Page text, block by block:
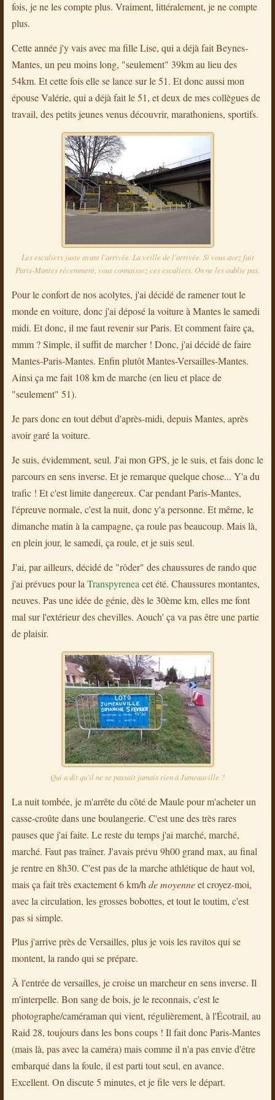
fois, je ne les compte plus. Vraiment, littéralement, je ne compte
plus.
Cette année j'y vais avec ma fille Lise, qui a déjà fait Beynes-
Mantes, un peu moins long, "seulement" 39km au lieu des
54km. Et cette fois elle se lance sur le 51. Et donc aussi mon
épouse Valérie, qui a déjà fait le 51, et deux de mes collègues de
travail, des petits jeunes venus découvrir, marathoniens, sportifs.
Les escaliers juste avant l'arrivée. La veille de l'arrivée. Si vous avez fait
Paris-Mantes récemment, vous connaissez ces escaliers. On ne les oublie pas.
Pour le confort de nos acolytes, j'ai décidé de ramener tout le
monde en voiture, donc j'ai déposé la voiture à Mantes le samedi
midi. Et donc, il me faut revenir sur Paris. Et comment faire ça,
mmm ? Simple, il suffit de marcher ! Donc, j'ai décidé de faire
Mantes-Paris-Mantes. Enfin plutôt Mantes-Versailles-Mantes.
Ainsi ça me fait 108 km de marche (en lieu et place de
"seulement" 51).
Je pars donc en tout début d'après-midi, depuis Mantes, après
avoir garé la voiture.
Je suis, évidemment, seul. J'ai mon GPS, je le suis, et fais donc le
parcours en sens inverse. Et je remarque quelque chose... Y'a du
trafic ! Et c'est limite dangereux. Car pendant Paris-Mantes,
l'épreuve normale, c'est la nuit, donc y'a personne. Et même, le
dimanche matin à la campagne, ça roule pas beaucoup. Mais là,
en plein jour, le samedi, ça roule, et je suis seul.
J'ai, par ailleurs, décidé de "rôder" des chaussures de rando que
j'ai prévues pour la Transpyrenea cet été. Chaussures montantes,
neuves. Pas une idée de génie, dès le 30ème km, elles me font
mal sur l'extérieur des chevilles. Aouch' ça va pas être une partie
de plaisir.
Qui a dit qu'il ne se passait jamais rien à Jumeauville ?
La nuit tombée, je m'arrête du côté de Maule pour m'acheter un
casse-croûte dans une boulangerie. C'est une des très rares
pauses que j'ai faite. Le reste du temps j'ai marché, marché,
marché. Faut pas traîner. J'avais prévu 9h00 grand max, au final
je rentre en 8h30. C'est pas de la marche athlétique de haut vol,
mais ça fait très exactement 6 km/h de moyenneet croyez-moi,
avec la circulation, les grosses bobottes, et tout le toutim, c'est
pas si simple.
Plus j'arrive près de Versailles, plus je vois les ravitos qui se
montent, la rando qui se prépare.
À l'entrée de versailles, je croise un marcheur en sens inverse. Il
m'interpelle. Bon sang de bois, je le reconnais, c'est le
photographe/caméraman qui vient, régulièrement, à l'Écotrail, au
Raid 28, toujours dans les bons coups ! Il fait donc Paris-Mantes
(mais là, pas avec la caméra) mais comme il n'a pas envie d'être
embarqué dans la foule, il est parti tout seul, en avance.
Excellent. On discute 5 minutes, et je file vers le départ.